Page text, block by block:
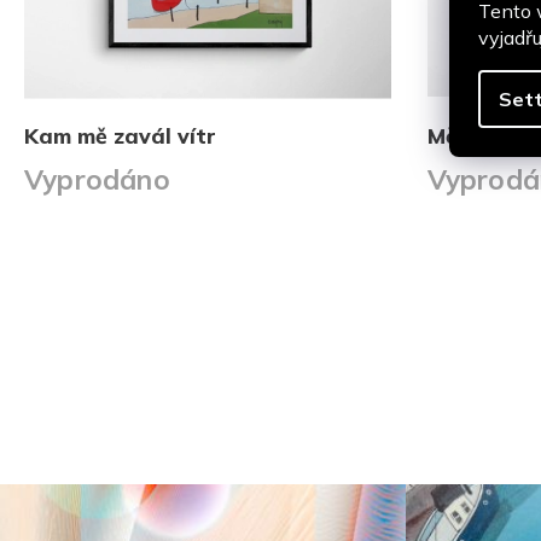
Tento
Kam mě zavál vítr
Vyprodáno
Městečko